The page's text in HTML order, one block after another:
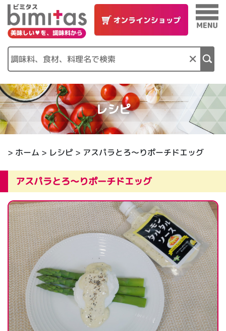
×
レシピ
> ホーム > レシピ > アスパラとろ～りポーチドエッグ
アスパラとろ～りポーチドエッグ